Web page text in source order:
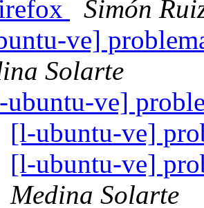
Simón
ve]
Solarte
ve]
[l-ubuntu-ve]
[l-ubuntu-ve]
Medina Solarte